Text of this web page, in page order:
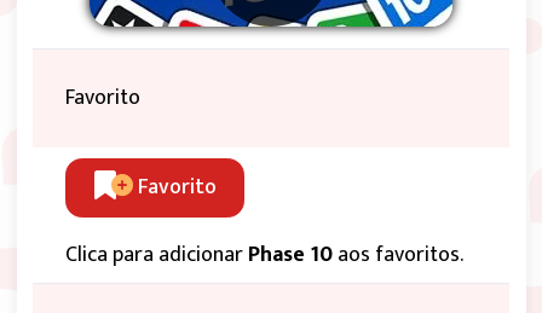
Favorito
Favorito
Clica para adicionarPhase 10aos favoritos.